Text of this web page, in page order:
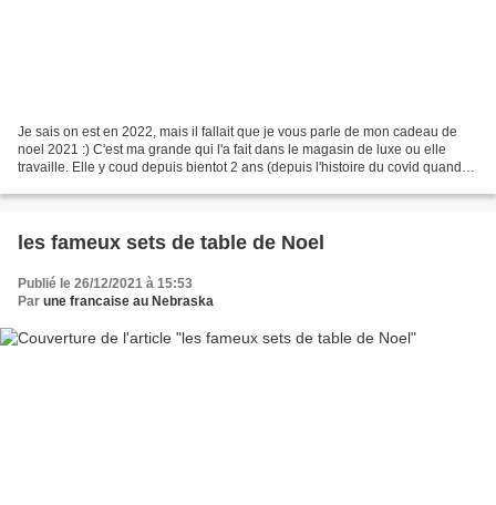
Je sais on est en 2022, mais il fallait que je vous parle de mon cadeau de
noel 2021 :) C'est ma grande qui l'a fait dans le magasin de luxe ou elle
travaille. Elle y coud depuis bientot 2 ans (depuis l'histoire du covid quand
les fameux sets de table de Noel
Publié le 26/12/2021 à 15:53
Par une francaise au Nebraska